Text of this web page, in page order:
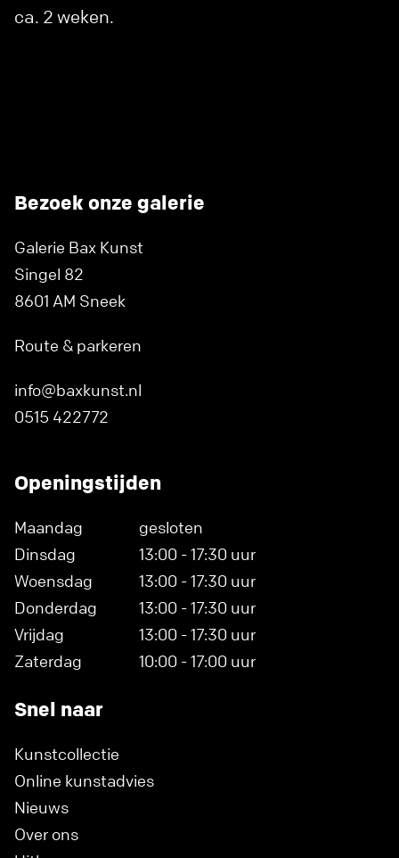
ca. 2 weken.
Bezoek onze galerie
Galerie Bax Kunst
Singel 82
8601 AM Sneek
Route & parkeren
info@baxkunst.nl
0515 422772
Openingstijden
Maandag
gesloten
Dinsdag
13:00 - 17:30 uur
Woensdag
13:00 - 17:30 uur
Donderdag
13:00 - 17:30 uur
Vrijdag
13:00 - 17:30 uur
Zaterdag
10:00 - 17:00 uur
Snel naar
Kunstcollectie
Online kunstadvies
Nieuws
Over ons